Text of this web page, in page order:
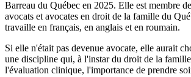
Barreau du Québec en 2025. Elle est membre
avocats et avocates en droit de la famille du
travaille en français, en anglais et en roumain.
Si elle n'était pas devenue avocate, elle aurait
une discipline qui, à l'instar du droit de la
l'évaluation clinique, l'importance de prendre